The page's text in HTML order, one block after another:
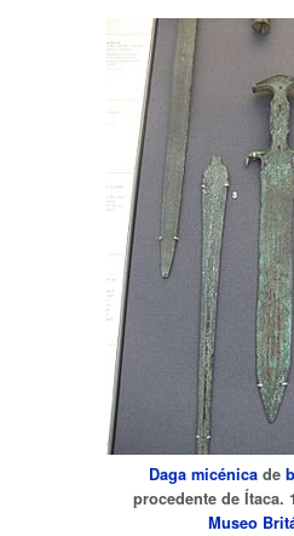
Daga micénicade
procedente de Ítaca.
Museo